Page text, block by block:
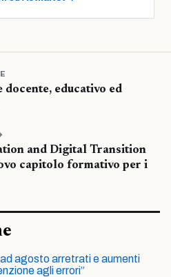
educativo ed
and Digital Transition
capitolo formativo per i